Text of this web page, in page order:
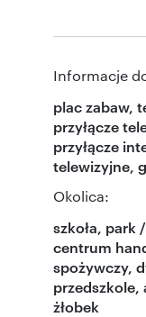
Informacje
plac zabaw,
przyłącze
przyłącze
telewizyjne,
Okolica:
szkoła, park
centrum
spożywczy,
przedszkole,
żłobek